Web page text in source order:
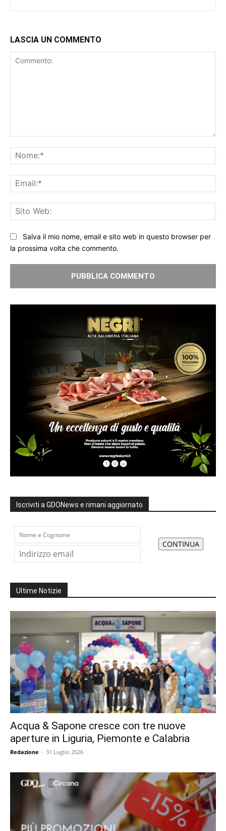
LASCIA UN COMMENTO
Salva il mio nome, email e sito web in questo browser per
la prossima volta che commento.
Iscriviti a GDONews e rimani aggiornato
Ultime Notizie
Acqua & Sapone cresce con tre nuove
aperture in Liguria, Piemonte e Calabria
Redazione - 31 Luglio 2026